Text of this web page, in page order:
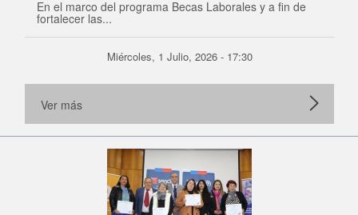
En el marco del programa Becas Laborales y a fin de
fortalecer las...
Miércoles, 1 Julio, 2026 - 17:30
Ver más